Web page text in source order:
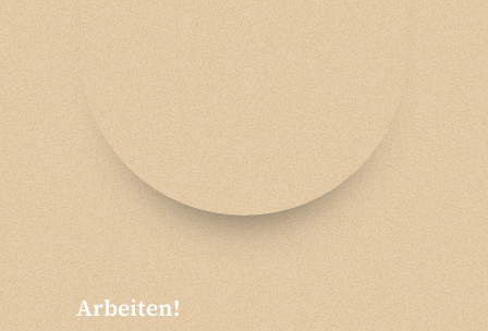
Arbeiten!